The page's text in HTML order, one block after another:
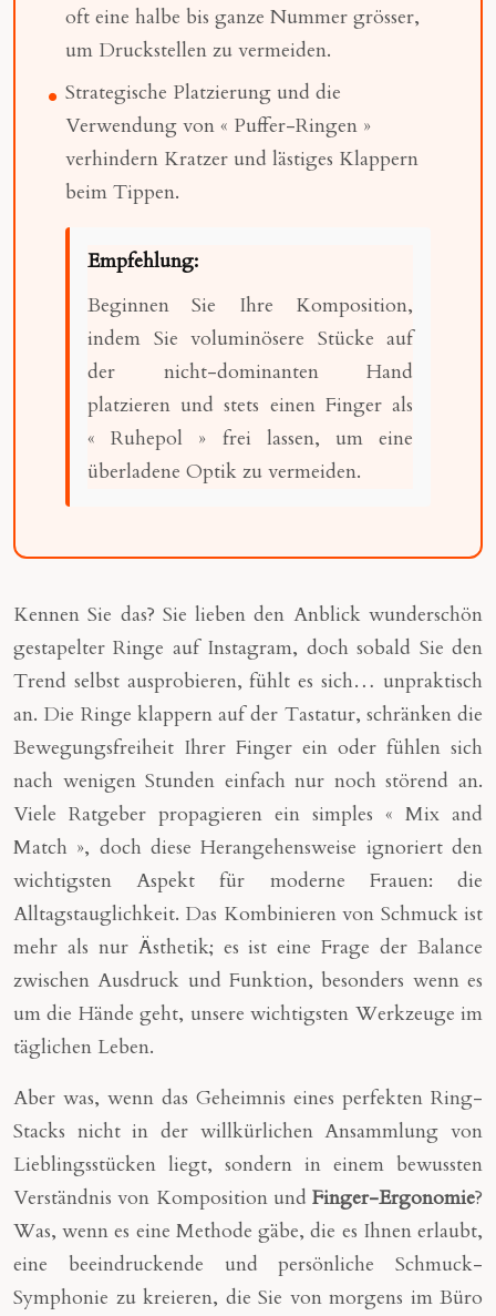
oft eine halbe bis ganze Nummer grösser,
um Druckstellen zu vermeiden.
Strategische Platzierung und die
Verwendung von « Puffer-Ringen »
verhindern Kratzer und lästiges Klappern
beim Tippen.
Empfehlung:
Beginnen Sie Ihre Komposition,
indem Sie voluminösere Stücke auf
der nicht-dominanten Hand
platzieren und stets einen Finger als
« Ruhepol » frei lassen, um eine
überladene Optik zu vermeiden.
Kennen Sie das? Sie lieben den Anblick wunderschön
gestapelter Ringe auf Instagram, doch sobald Sie den
Trend selbst ausprobieren, fühlt es sich… unpraktisch
an. Die Ringe klappern auf der Tastatur, schränken die
Bewegungsfreiheit Ihrer Finger ein oder fühlen sich
nach wenigen Stunden einfach nur noch störend an.
Viele Ratgeber propagieren ein simples « Mix and
Match », doch diese Herangehensweise ignoriert den
wichtigsten Aspekt für moderne Frauen: die
Alltagstauglichkeit. Das Kombinieren von Schmuck ist
mehr als nur Ästhetik; es ist eine Frage der Balance
zwischen Ausdruck und Funktion, besonders wenn es
um die Hände geht, unsere wichtigsten Werkzeuge im
täglichen Leben.
Aber was, wenn das Geheimnis eines perfekten Ring-
Stacks nicht in der willkürlichen Ansammlung von
Lieblingsstücken liegt, sondern in einem bewussten
Verständnis von Komposition und Finger-Ergonomie?
Was, wenn es eine Methode gäbe, die es Ihnen erlaubt,
eine beeindruckende und persönliche Schmuck-
Symphonie zu kreieren, die Sie von morgens im Büro